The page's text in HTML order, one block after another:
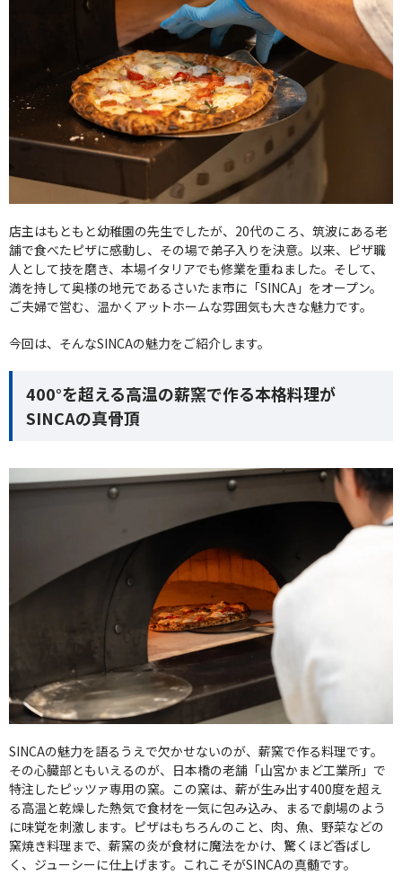
店主はもともと幼稚園の先生でしたが、20代のころ、筑波にある老
舗で食べたピザに感動し、その場で弟子入りを決意。以来、ピザ職
人として技を磨き、本場イタリアでも修業を重ねました。そして、
満を持して奥様の地元であるさいたま市に「SINCA」をオープン。
ご夫婦で営む、温かくアットホームな雰囲気も大きな魅力です。
今回は、そんなSINCAの魅力をご紹介します。
400°を超える高温の薪窯で作る本格料理が
SINCAの真骨頂
SINCAの魅力を語るうえで欠かせないのが、薪窯で作る料理です。
その心臓部ともいえるのが、日本橋の老舗「山宮かまど工業所」で
特注したピッツァ専用の窯。この窯は、薪が生み出す400度を超え
る高温と乾燥した熱気で食材を一気に包み込み、まるで劇場のよう
に味覚を刺激します。ピザはもちろんのこと、肉、魚、野菜などの
窯焼き料理まで、薪窯の炎が食材に魔法をかけ、驚くほど香ばし
く、ジューシーに仕上げます。これこそがSINCAの真髄です。